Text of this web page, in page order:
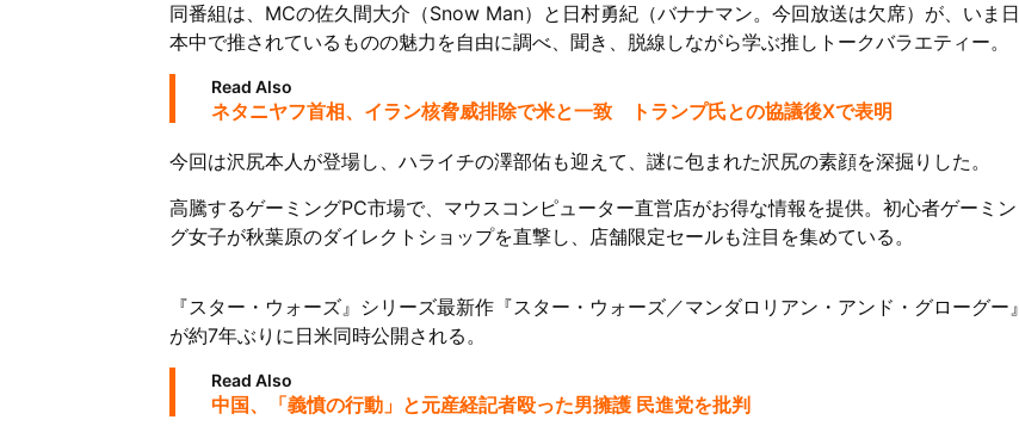
同番組は、MCの佐久間大介（Snow Man）と日村勇紀（バナナマン。今回放送は欠席）が、いま日
本中で推されているものの魅力を自由に調べ、聞き、脱線しながら学ぶ推しトークバラエティー。
Read Also
ネタニヤフ首相、イラン核脅威排除で米と一致 トランプ氏との協議後Xで表明
今回は沢尻本人が登場し、ハライチの澤部佑も迎えて、謎に包まれた沢尻の素顔を深掘りした。
高騰するゲーミングPC市場で、マウスコンピューター直営店がお得な情報を提供。初心者ゲーミン
グ女子が秋葉原のダイレクトショップを直撃し、店舗限定セールも注目を集めている。
『スター・ウォーズ』シリーズ最新作『スター・ウォーズ／マンダロリアン・アンド・グローグー』
が約7年ぶりに日米同時公開される。
Read Also
中国、「義憤の行動」と元産経記者殴った男擁護 民進党を批判